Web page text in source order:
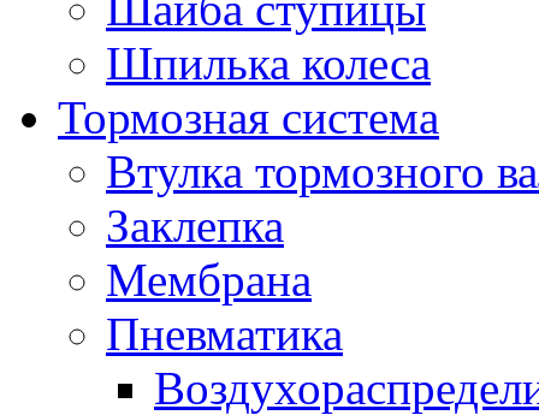
Шпилька колеса
Тормозная система
Втулка тормозного
Заклепка
Мембрана
Пневматика